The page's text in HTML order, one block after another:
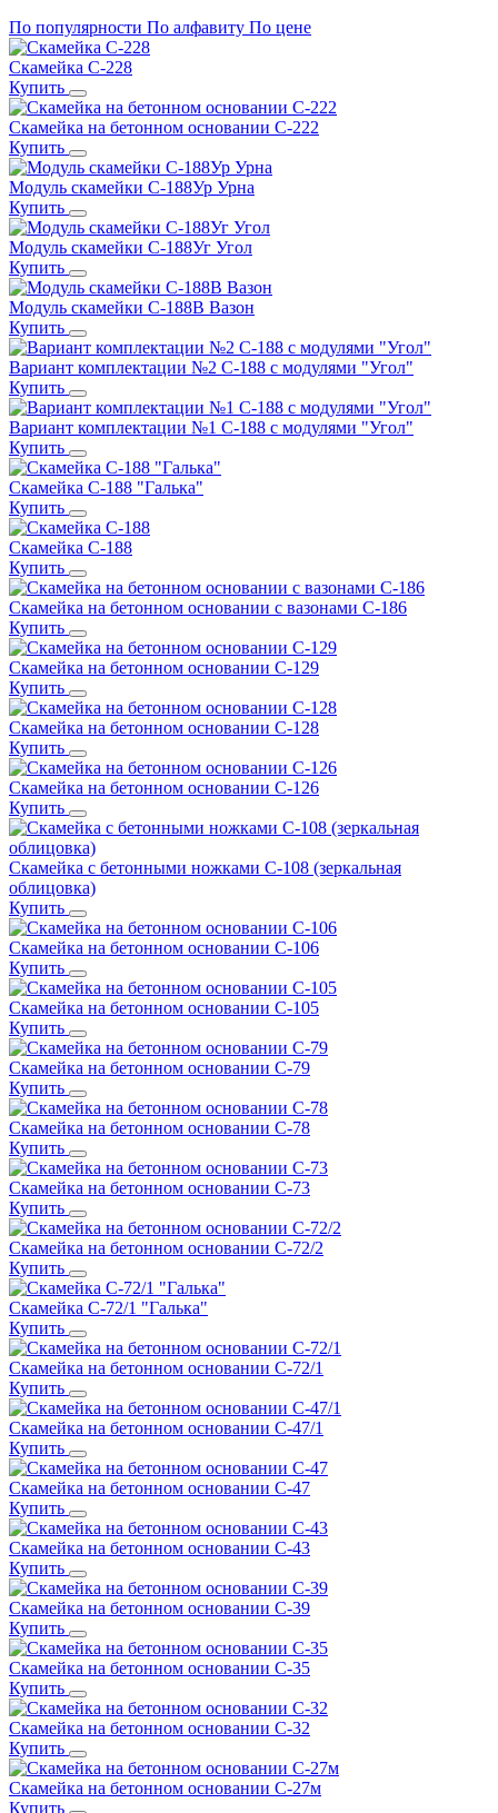
По популярности По алфавиту По цене
Скамейка С-228
Купить
Скамейка на бетонном основании С-222
Купить
Модуль скамейки С-188Ур Урна
Купить
Модуль скамейки С-188Уг Угол
Купить
Модуль скамейки С-188В Вазон
Купить
Вариант комплектации №2 С-188 с модулями "Угол"
Купить
Вариант комплектации №1 С-188 с модулями "Угол"
Купить
Скамейка С-188 "Галька"
Купить
Скамейка С-188
Купить
Скамейка на бетонном основании с вазонами С-186
Купить
Скамейка на бетонном основании С-129
Купить
Скамейка на бетонном основании С-128
Купить
Скамейка на бетонном основании С-126
Купить
Скамейка с бетонными ножками С-108 (зеркальная
облицовка)
Купить
Скамейка на бетонном основании С-106
Купить
Скамейка на бетонном основании С-105
Купить
Скамейка на бетонном основании С-79
Купить
Скамейка на бетонном основании С-78
Купить
Скамейка на бетонном основании С-73
Купить
Скамейка на бетонном основании С-72/2
Купить
Скамейка С-72/1 "Галька"
Купить
Скамейка на бетонном основании С-72/1
Купить
Скамейка на бетонном основании С-47/1
Купить
Скамейка на бетонном основании С-47
Купить
Скамейка на бетонном основании С-43
Купить
Скамейка на бетонном основании С-39
Купить
Скамейка на бетонном основании С-35
Купить
Скамейка на бетонном основании С-32
Купить
Скамейка на бетонном основании С-27м
Купить